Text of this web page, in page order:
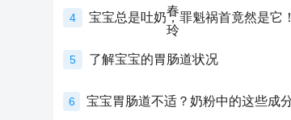
4 宝宝总是吐奶，罪魁祸首竟然是它！
5 了解宝宝的胃肠道状况
6